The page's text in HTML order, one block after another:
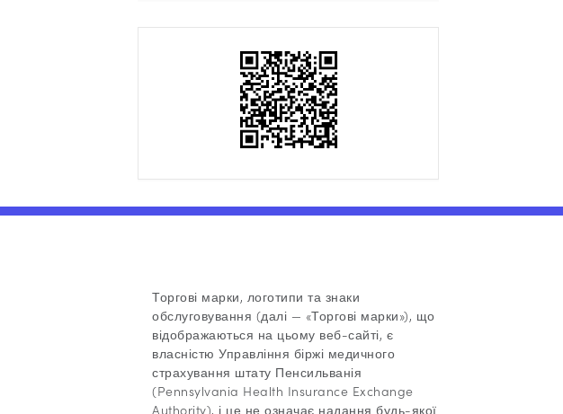
Facebook
TwitterLinkedIn
Email
Торгові марки, логотипи та знаки
обслуговування (далі — «Торгові марки»), що
відображаються на цьому веб-сайті, є
власністю Управління біржі медичного
страхування штату Пенсильванія
(Pennsylvania Health Insurance Exchange
Authority), і це не означає надання будь-якої